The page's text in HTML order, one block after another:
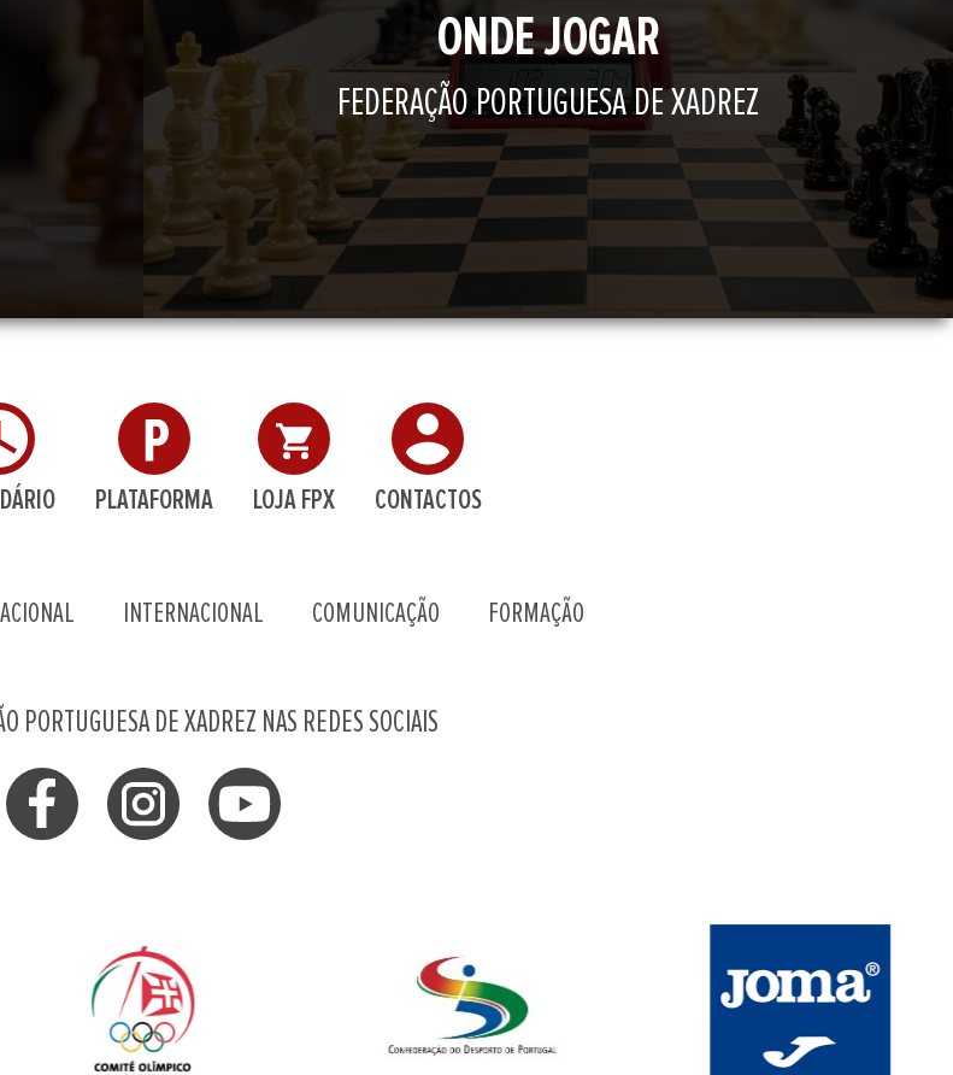
ONDE JOGAR
FEDERAÇÃO PORTUGUESA DE XADREZ
PLATAFORMA LOJA FPX CONTACTOS
INTERNACIONAL COMUNICAÇÃO FORMAÇÃO
PORTUGUESA DE XADREZ NAS REDES SOCIAIS